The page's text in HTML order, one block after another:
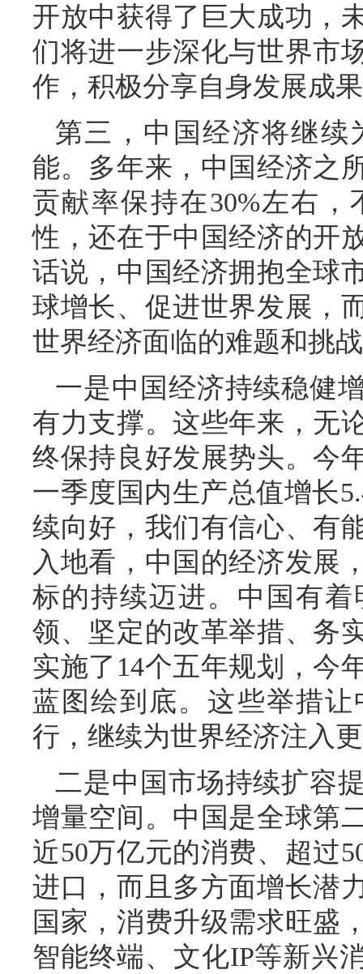
开放中获得了巨大成功，
们将进一步深化与世界市
作，积极分享自身发展成
第三，中国经济将继续
能。多年来，中国经济之
贡献率保持在30%左右
性，还在于中国经济的开
话说，中国经济拥抱全球
球增长、促进世界发展，
世界经济面临的难题和挑
一是中国经济持续稳健
有力支撑。这些年来，无
终保持良好发展势头。今
一季度国内生产总值增长
续向好，我们有信心、有
入地看，中国的经济发展
标的持续迈进。中国有
领、坚定的改革举措、务
实施了14个五年规划，今
蓝图绘到底。这些举措
行，继续为世界经济注入
二是中国市场持续扩容
增量空间。中国是全球第
近50万亿元的消费、超过
进口，而且多方面增长潜
国家，消费升级需求旺盛
智能终端、文化IP等新兴